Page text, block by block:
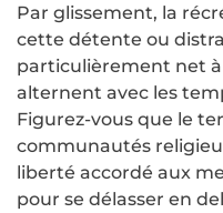
Par glissement, la
cette détente ou
particulièrement net à
alternent avec les
Figurez-vous que le
communautés
liberté accordé aux
pour se délasser en